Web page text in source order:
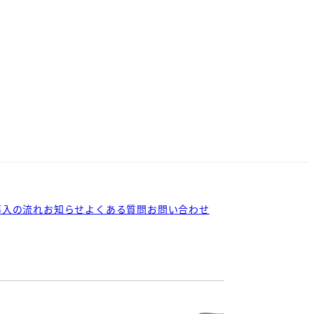
の流れお知らせよくある質問お問い合わせ